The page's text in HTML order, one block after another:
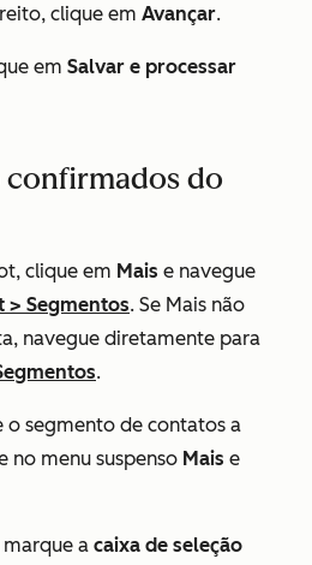
clique em Avançar.
em Salvar e processar
do
clique em Mais e navegue
> Segmentos. Se Mais não
navegue diretamente para
.
o segmento de contatos a
no menu suspenso Mais e
a caixa de seleção